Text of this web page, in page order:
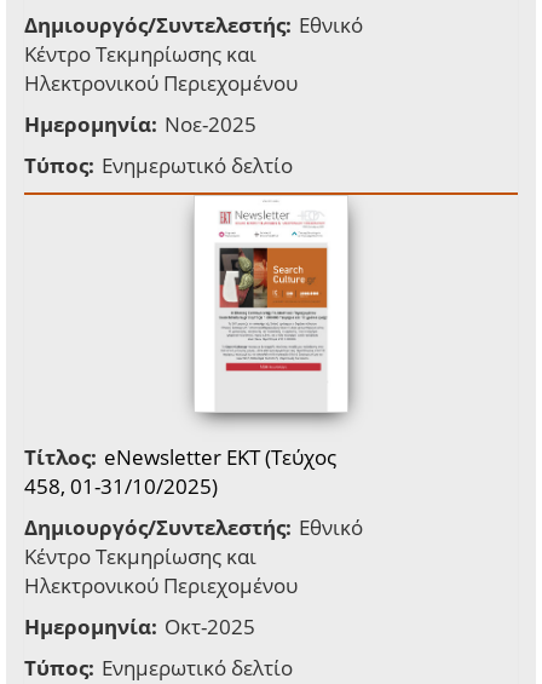
Δημιουργός/Συντελεστής: Εθνικό
Κέντρο Τεκμηρίωσης και
Ηλεκτρονικού Περιεχομένου
Ημερομηνία: Νοε-2025
Τύπος: Ενημερωτικό δελτίο
Τίτλος: eNewsletter EKT (Τεύχος
458, 01-31/10/2025)
Δημιουργός/Συντελεστής: Εθνικό
Κέντρο Τεκμηρίωσης και
Ηλεκτρονικού Περιεχομένου
Ημερομηνία: Οκτ-2025
Τύπος: Ενημερωτικό δελτίο